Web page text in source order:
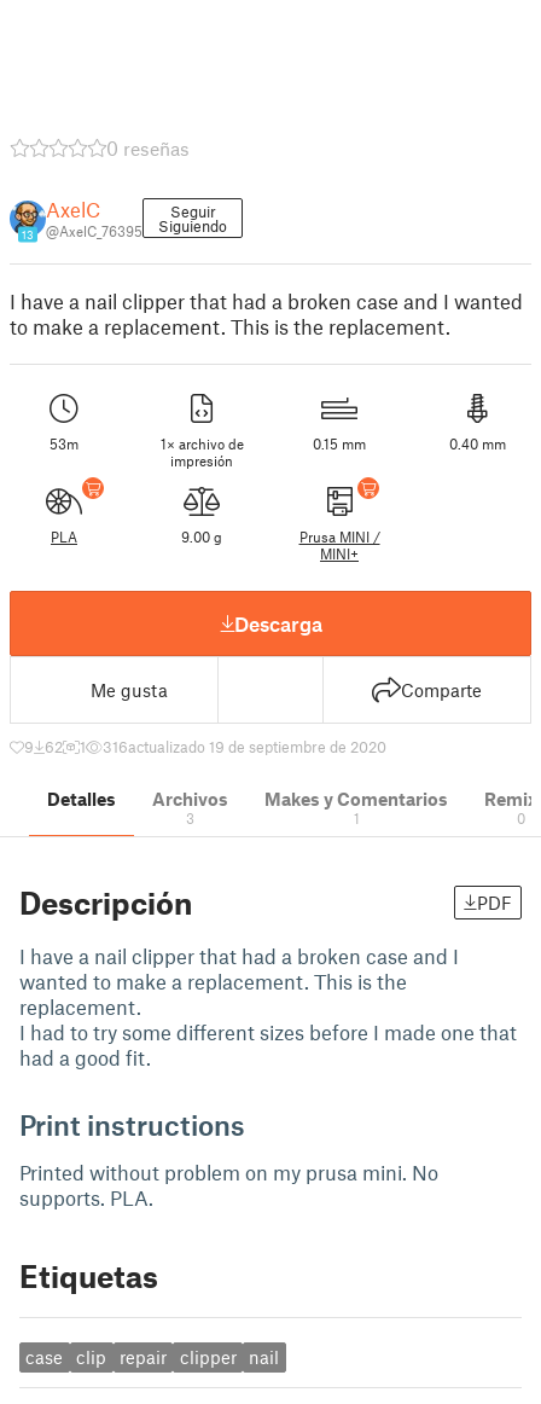
0 reseñas
13
AxelC
@AxelC_76395
Seguir
Siguiendo
I have a nail clipper that had a broken case and I wanted
to make a replacement. This is the replacement.
53m
1× archivo de
impresión
0.15 mm 0.40 mm
PLA 9.00 g
Prusa MINI /
MINI+
Descarga
Me gusta Comparte
9 62 1 316actualizado 19 de septiembre de 2020
Detalles Archivos
3
Makes y Comentarios
1 0
Descripción PDF
I have a nail clipper that had a broken case and I
wanted to make a replacement. This is the
replacement.
I had to try some different sizes before I made one that
had a good fit.
Print instructions
Printed without problem on my prusa mini. No
supports. PLA.
Etiquetas
case clip repair clipper nail